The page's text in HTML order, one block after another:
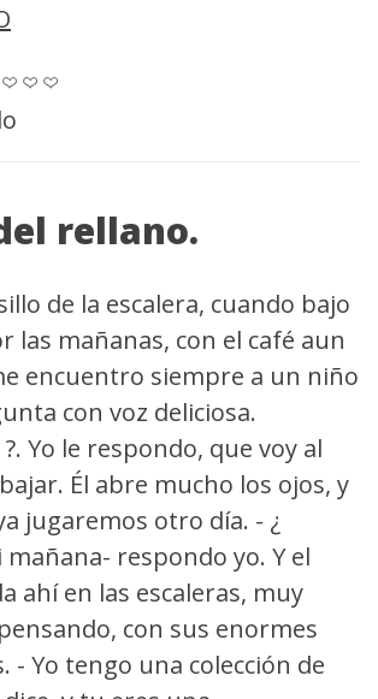
rellano.
de la escalera, cuando bajo
las mañanas, con el café aun
encuentro siempre a un niño
con voz deliciosa.
Yo le respondo, que voy al
Él abre mucho los ojos, y
jugaremos otro día. - ¿
mañana- respondo yo. Y el
ahí en las escaleras, muy
con sus enormes
- Yo tengo una colección de